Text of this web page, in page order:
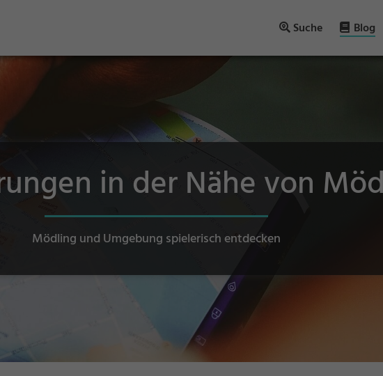
Suche Blog
in der Nähe von
Mödling und Umgebung spielerisch entdecken